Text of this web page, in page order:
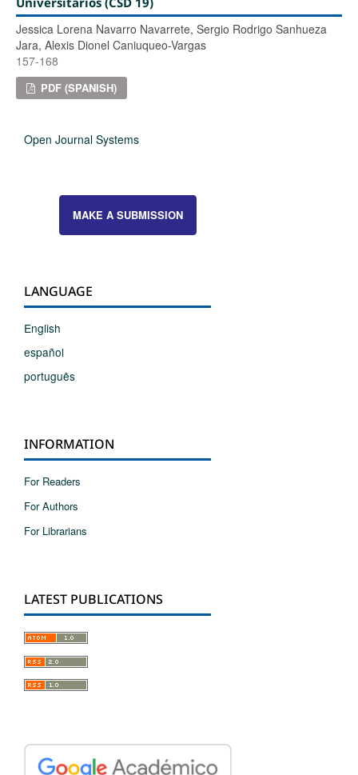
Jessica Lorena Navarro Navarrete, Sergio Rodrigo Sanhueza
Jara, Alexis Dionel Caniuqueo-Vargas
157-168
PDF (SPANISH)
Open Journal Systems
MAKE A SUBMISSION
LANGUAGE
English
español
português
INFORMATION
For Readers
For Authors
For Librarians
LATEST PUBLICATIONS